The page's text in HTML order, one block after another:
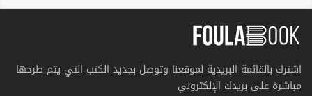
اشترك بالقائمة البريدية لموقعنا وتوصل بجديد الكتب التي يتم طرحها
مباشرة على بريدك الإلكتروني